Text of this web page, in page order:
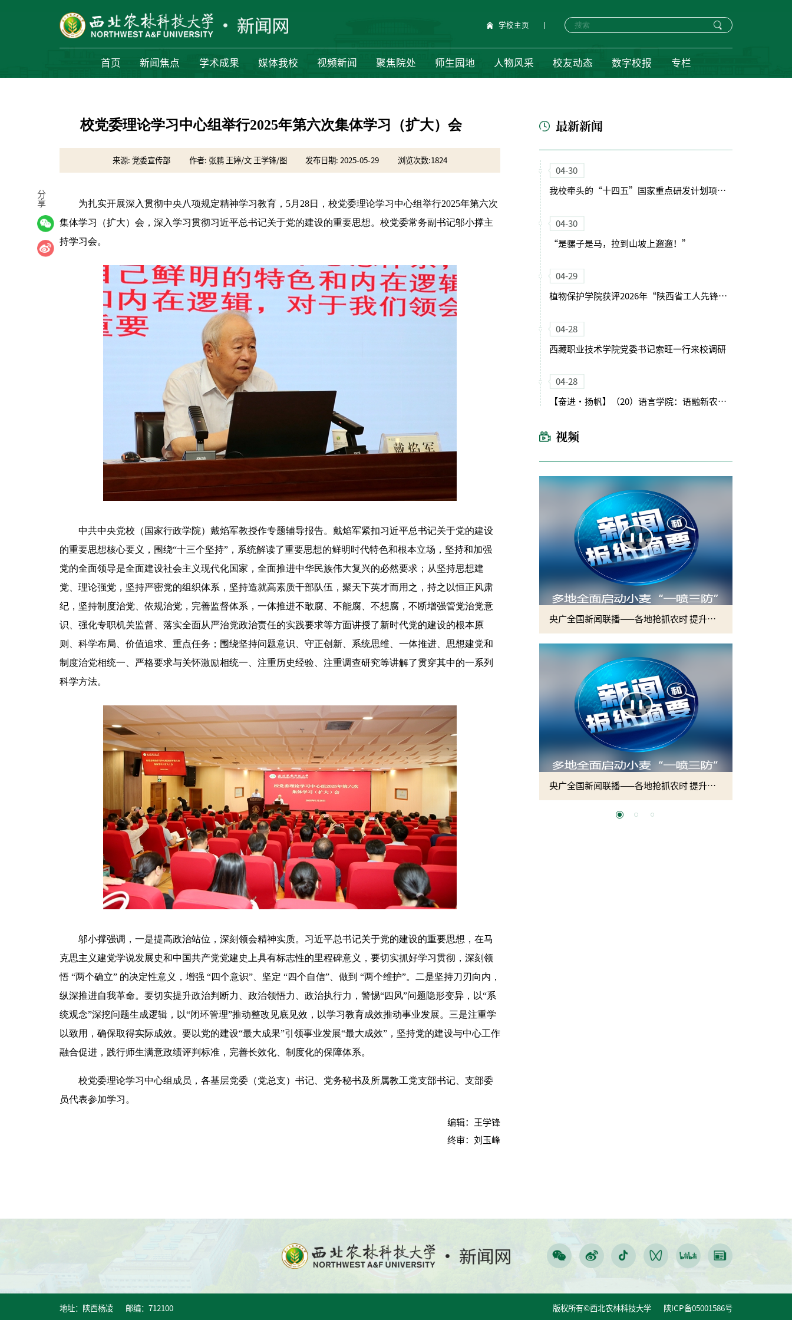
学校主页
首页 新闻焦点 学术成果 媒体我校 视频新闻 聚焦院处 师生园地 人物风采 校友动态 数字校报 专栏
校党委理论学习中心组举行2025年第六次集体学习（扩大）会
来源: 党委宣传部 作者: 张鹏 王婷/文 王学锋/图 发布日期: 2025-05-29 浏览次数:1824
为扎实开展深入贯彻中央八项规定精神学习教育，5月28日，校党委理论学习中心组举行2025年第六次
集体学习（扩大）会，深入学习贯彻习近平总书记关于党的建设的重要思想。校党委常务副书记邬小撑主
持学习会。
中共中央党校（国家行政学院）戴焰军教授作专题辅导报告。戴焰军紧扣习近平总书记关于党的建设
的重要思想核心要义，围绕“十三个坚持”，系统解读了重要思想的鲜明时代特色和根本立场，坚持和加强
党的全面领导是全面建设社会主义现代化国家，全面推进中华民族伟大复兴的必然要求；从坚持思想建
党、理论强党，坚持严密党的组织体系，坚持造就高素质干部队伍，聚天下英才而用之，持之以恒正风肃
纪，坚持制度治党、依规治党，完善监督体系，一体推进不敢腐、不能腐、不想腐，不断增强管党治党意
识、强化专职机关监督、落实全面从严治党政治责任的实践要求等方面讲授了新时代党的建设的根本原
则、科学布局、价值追求、重点任务；围绕坚持问题意识 、守正创新、系统思维、一体推进、思想建党和
制度治党相统一、严格要求与关怀激励相统一、注重历史经验、注重调查研究等讲解了贯穿其中的一系列
科学方法。
邬小撑强调，一是提高政治站位，深刻领会精神实质。习近平总书记关于党的建设的重要思想，在马
克思主义建党学说发展史和中国共产党党建史上具有标志性的里程碑意义，要切实抓好学习贯彻，深刻领
悟 “两个确立” 的决定性意义，增强 “四个意识”、坚定 “四个自信”、做到 “两个维护”。二是坚持刀刃向内，
纵深推进自我革命。要切实提升政治判断力、政治领悟力、政治执行力，警惕“四风”问题隐形变异，以“系
统观念”深挖问题生成逻辑，以“闭环管理”推动整改见底见效，以学习教育成效推动事业发展。三是注重学
以致用，确保取得实际成效。要以党的建设“最大成果”引领事业发展“最大成效”，坚持党的建设与中心工作
融合促进，践行师生满意政绩评判标准，完善长效化、制度化的保障体系。
校党委理论学习中心组成员，各基层党委（党总支）书记、党务秘书及所属教工党支部书记、支部委
员代表参加学习。
编辑：王学锋
终审：刘玉峰
分
享
最新新闻
04-30
我校牵头的“十四五”国家重点研发计划项目启动会暨实施方案论证会顺利召开
04-30
“是骡子是马，拉到山坡上遛遛！”
04-29
植物保护学院获评2026年“陕西省工人先锋号”
04-28
西藏职业技术学院党委书记索旺一行来校调研
04-28
【奋进・扬帆】（20）语言学院：语融新农启征程 文润育人谱新篇
视频
2026年田径运动会暨第八届教学文化节开幕
央广全国新闻联播——各地抢抓农时 提升春管效率 夯实夏粮增收基础 (2)
央广全国新闻联播——各地抢抓农时 提升春管效率 夯实夏粮增收基础 (1)
地址：陕西杨凌 邮编：712100 版权所有©西北农林科技大学 陕ICP备05001586号